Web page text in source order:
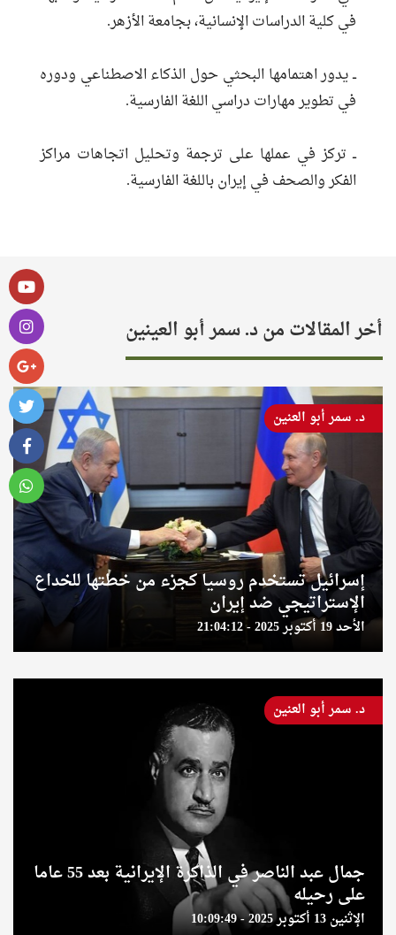
في كلية الدراسات الإنسانية، بجامعة الأزهر.
ــ يدور اهتمامها البحثي حول الذكاء الاصطناعي ودوره
في تطوير مهارات دراسي اللغة الفارسية.
ــ تركز في عملها على ترجمة وتحليل اتجاهات مراكز
الفكر والصحف في إيران باللغة الفارسية.
أخر المقالات من د. سمر أبو العينين
إسرائيل تستخدم روسيا كجزء من خطتها للخداع
الإستراتيجي ضد إيران
الأحد 19 أكتوبر 2025 - 21:04:12
د. سمر أبو العنين
جمال عبد الناصر في الذاكرة الإيرانية بعد 55 عاما
على رحيله
الإثنين 13 أكتوبر 2025 - 10:09:49
د. سمر أبو العنين